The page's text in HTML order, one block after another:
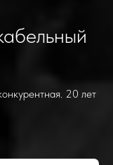
20 лет